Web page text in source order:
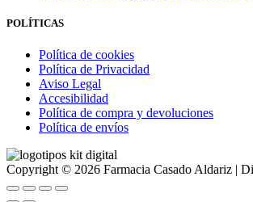
POLÍTICAS
Política de cookies
Política de Privacidad
Aviso Legal
Accesibilidad
Política de compra y devoluciones
Política de envíos
Copyright © 2026 Farmacia Casado Aldariz |